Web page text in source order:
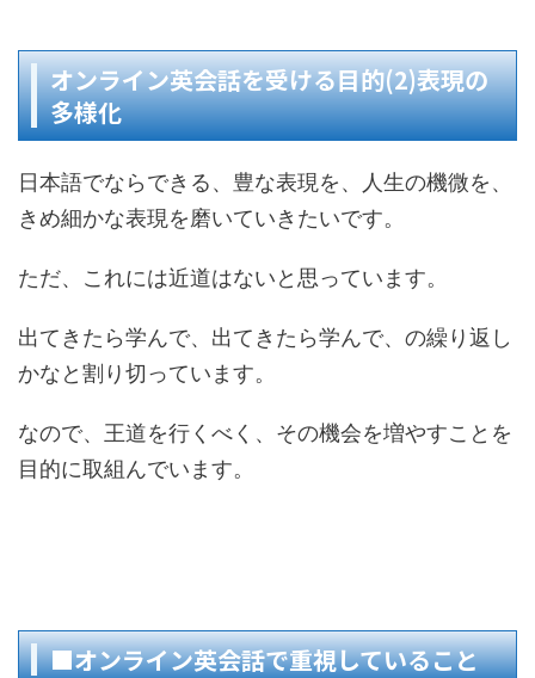
オンライン英会話を受ける目的(2)表現の
多様化
日本語でならできる、豊な表現を、人生の機微を、
きめ細かな表現を磨いていきたいです。
ただ、これには近道はないと思っています。
出てきたら学んで、出てきたら学んで、の繰り返し
かなと割り切っています。
なので、王道を行くべく、その機会を増やすことを
目的に取組んでいます。
■オンライン英会話で重視していること